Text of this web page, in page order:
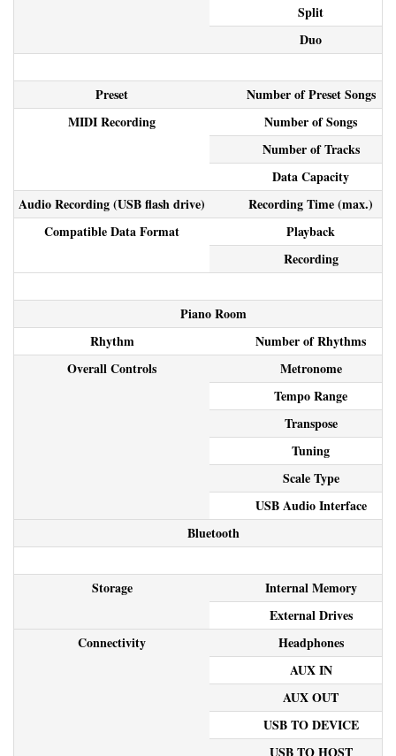
Split
Duo
Preset
Number of Preset Songs
MIDI Recording
Number of Songs
Number of Tracks
Data Capacity
Audio Recording (USB flash drive)
Recording Time (max.)
Compatible Data Format
Playback
Recording
Piano Room
Rhythm
Number of Rhythms
Overall Controls
Metronome
Tempo Range
Transpose
Tuning
Scale Type
USB Audio Interface
Bluetooth
Storage
Internal Memory
External Drives
Connectivity
Headphones
AUX IN
AUX OUT
USB TO DEVICE
USB TO HOST